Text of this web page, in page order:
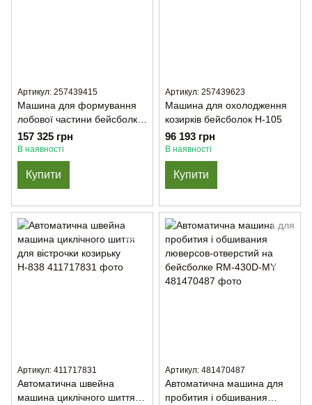
Артикул: 257439415
Машина для формування
лобової частини бейсболки
H-103
157 325 грн
В наявності
Купити
Артикул: 257439623
Машина для охолодження
козирків бейсболок H-105
96 193 грн
В наявності
Купити
Артикул: 411717831
Автоматична швейна
машина циклічного шиття
Артикул: 481470487
Автоматична машина для
пробития і обшивания